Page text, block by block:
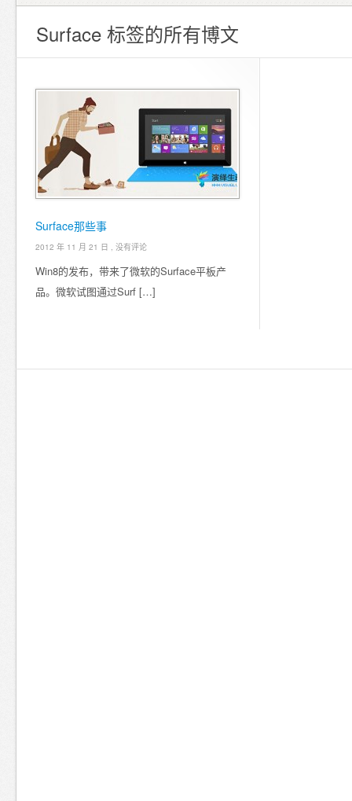
Surface 标签的所有博文
Surface那些事
2012 年 11 月 21 日 , 没有评论
Win8的发布，带来了微软的Surface平板产
品。微软试图通过Surf […]